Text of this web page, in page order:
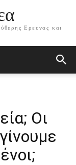
Ερευνας και
Οι